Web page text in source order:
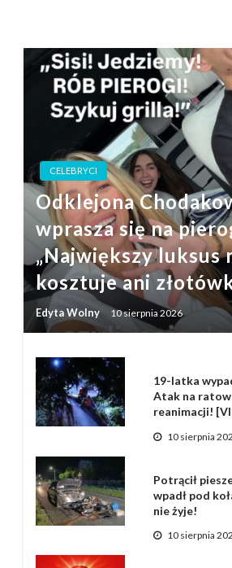
CELEBRYCI
Odklejona
wprasza się na
„Największy luksus
kosztuje ani
Edyta Wolny 10 sierpnia 2026
19-latka
Atak na
reanimacji!
10 sierpnia
Potrącił
wpadł pod
nie żyje!
10 sierpnia